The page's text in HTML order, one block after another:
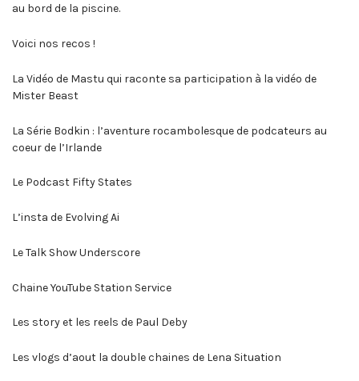
au bord de la piscine.
Voici nos recos !
La Vidéo de Mastu qui raconte sa participation à la vidéo de
Mister Beast
La Série Bodkin : l’aventure rocambolesque de podcateurs au
coeur de l’Irlande
Le Podcast Fifty States
L’insta de Evolving Ai
Le Talk Show Underscore
Chaine YouTube Station Service
Les story et les reels de Paul Deby
Les vlogs d’aout la double chaines de Lena Situation